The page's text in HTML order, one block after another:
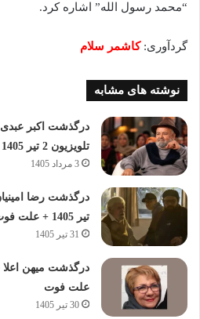
“محمد رسول الله” اشاره کرد.
گردآوری:کاشمر سلام
نوشته های مشابه
درگذشت اکبر عبدی
تلویزیون 2 تیر 1405 + علت فوت
3 مرداد 1405
تیر 1405 + علت فوت
31 تیر 1405
درگذشت میهن اعلا
علت فوت
30 تیر 1405